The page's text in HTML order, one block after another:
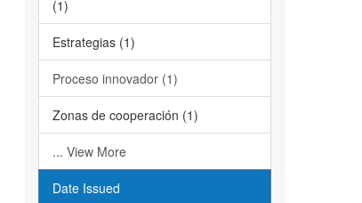
(1)
Estrategias (1)
Proceso innovador (1)
Zonas de cooperación (1)
... View More
Date Issued